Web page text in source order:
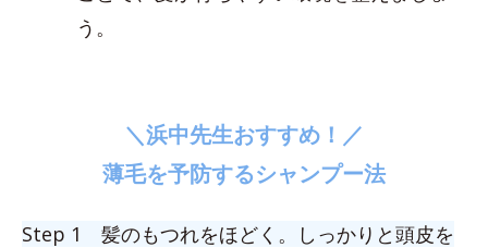
う。
＼浜中先生おすすめ！／
薄毛を予防するシャンプー法
Step 1 髪のもつれをほどく。しっかりと頭皮を